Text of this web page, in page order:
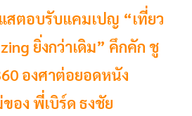
ตอบรับแคมเปญ “เที่ยว
ยิ่งกว่าเดิม” คึกคัก ชู
องศาต่อยอดหนัง
อง พี่เบิร์ด ธงชัย